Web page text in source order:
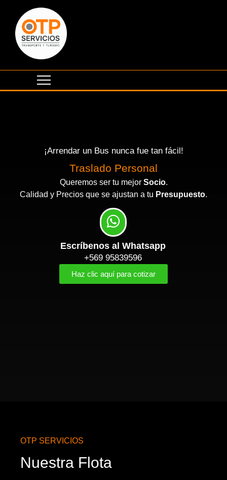
¡Arrendar un Bus nunca fue tan fácil!
Traslado Personal
Queremos ser tu mejor Socio.
Calidad y Precios que se ajustan a tu Presupuesto.
Escríbenos al Whatsapp
+569 95839596
Haz clic aquí para cotizar
OTP SERVICIOS
Nuestra Flota